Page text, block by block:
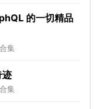
的一切精品
集
迹
集